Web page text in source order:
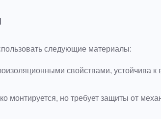
следующие материалы:
свойствами, устойчива к
монтируется, но требует защиты от